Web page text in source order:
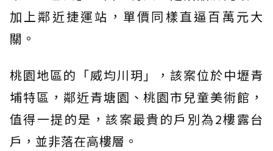
加上鄰近捷運站，單價同樣直逼百萬元大
關。
桃園地區的「威均川玥」，該案位於中壢青
埔特區，鄰近青塘園、桃園市兒童美術館，
值得一提的是，該案最貴的戶別為2樓露台
戶，並非落在高樓層。